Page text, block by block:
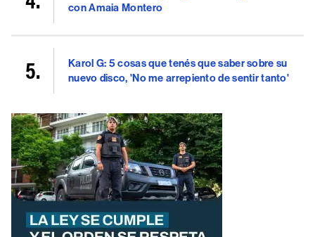
con Amaia Montero
Karol G: 5 cosas que tenés que saber sobre su
nuevo disco, 'No me arrepiento de sentir tanto'